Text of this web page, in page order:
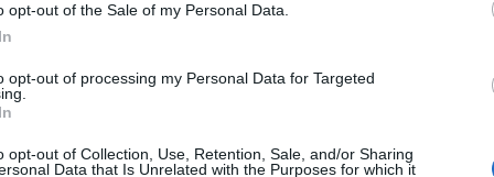
opt-out of the Sale of my Personal Data.
opt-out of processing my Personal Data for Targeted
opt-out of Collection, Use, Retention, Sale, and/or Sharing
Data that Is Unrelated with the Purposes for which it
tartalmazza:
cikkarchívum